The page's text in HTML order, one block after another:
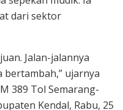
dari sektor
Jalan-jalannya
ujarnya
389 Tol Semarang-
Kendal, Rabu, 25